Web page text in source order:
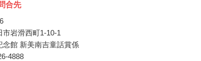
合先
市岩滑西町1-10-1
念館 新美南吉童話賞係
4888